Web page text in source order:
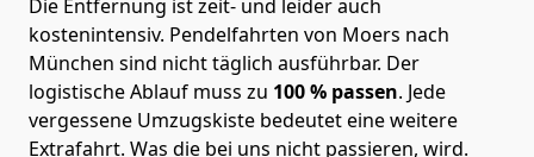
Die Entfernung ist zeit- und leider auch
kostenintensiv. Pendelfahrten von Moers nach
München sind nicht täglich ausführbar. Der
logistische Ablauf muss zu 100 % passen. Jede
vergessene Umzugskiste bedeutet eine weitere
Extrafahrt. Was die bei uns nicht passieren, wird.